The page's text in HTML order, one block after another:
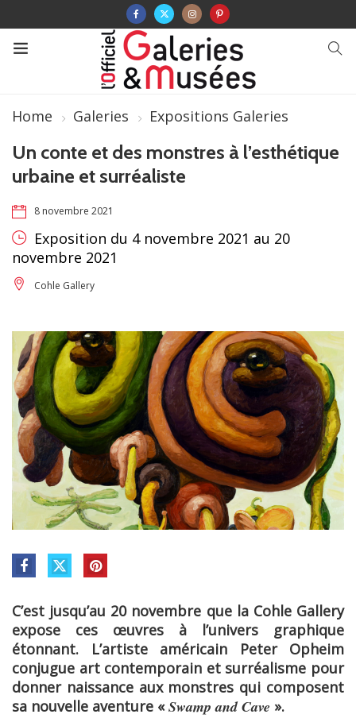
Home Galeries Expositions Galeries
Un conte et des monstres à l’esthétique
urbaine et surréaliste
8 novembre 2021
Exposition du 4 novembre 2021 au 20
novembre 2021
Cohle Gallery
C’est jusqu’au 20 novembre que la Cohle Gallery
expose ces œuvres à l’univers graphique
étonnant. L’artiste américain Peter Opheim
conjugue art contemporain et surréalisme pour
donner naissance aux monstres qui composent
sa nouvelle aventure «Swamp and Cave ».